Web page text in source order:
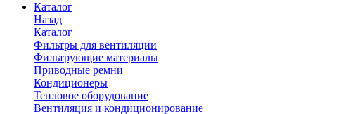
Каталог
Назад
Каталог
Фильтры для вентиляции
Фильтрующие материалы
Приводные ремни
Кондиционеры
Тепловое оборудование
Вентиляция и кондиционирование